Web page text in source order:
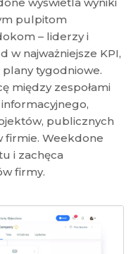
wyświetla wyniki
pulpitom
– liderzy i
w najważniejsze KPI,
plany tygodniowe.
między zespołami
publicznych
firmie. Weekdone
i zachęca
firmy.